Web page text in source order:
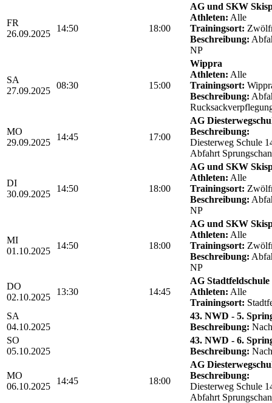
FR
26.09.2025
14:50 18:00
AG und SKW
Athleten: Alle
Trainingsort:
Beschreibung:
NP
SA
27.09.2025
08:30 15:00
Wippra
Athleten: Alle
Trainingsort:
Beschreibung:
MO
29.09.2025
14:45 17:00
AG
Beschreibung:
Diesterweg Schule
Abfahrt
DI
30.09.2025
14:50 18:00
AG und SKW
Athleten: Alle
Trainingsort:
Beschreibung:
NP
MI
01.10.2025
14:50 18:00
AG und SKW
Athleten: Alle
Trainingsort:
Beschreibung:
NP
DO
02.10.2025
13:30 14:45
AG Stadtfeldschule
Athleten: Alle
Trainingsort:
SA
04.10.2025
43. NWD - 5.
Beschreibung:
SO
05.10.2025
43. NWD - 6.
Beschreibung:
MO
06.10.2025
14:45 18:00
AG
Beschreibung:
Diesterweg Schule
Abfahrt